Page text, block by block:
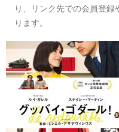
り、リンク先での会員登
ります。